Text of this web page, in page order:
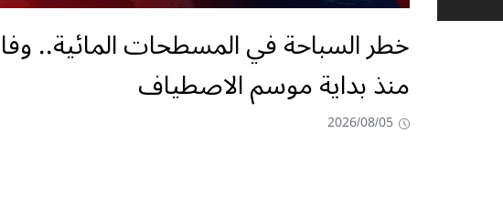
منذ بداية موسم الاصطياف
2026/08/05